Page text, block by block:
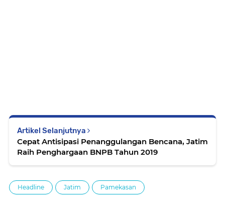
Artikel Selanjutnya
Cepat Antisipasi Penanggulangan Bencana, Jatim
Raih Penghargaan BNPB Tahun 2019
Headline Jatim Pamekasan